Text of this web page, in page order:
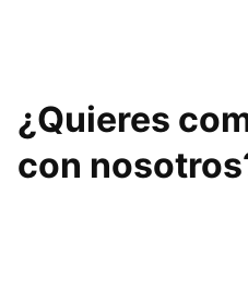
¿Quieres
con